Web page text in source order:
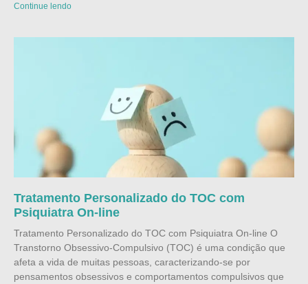
Continue lendo
Tratamento Personalizado do TOC com
Psiquiatra On-line
Tratamento Personalizado do TOC com Psiquiatra On-line O
Transtorno Obsessivo-Compulsivo (TOC) é uma condição que
afeta a vida de muitas pessoas, caracterizando-se por
pensamentos obsessivos e comportamentos compulsivos que